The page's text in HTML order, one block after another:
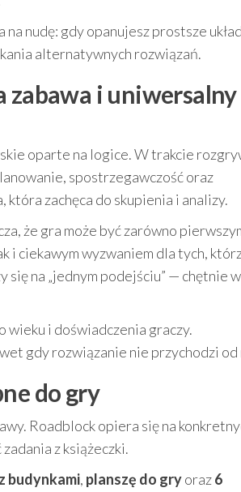
nudę: gdy opanujesz prostsze
alternatywnych rozwiązań.
zabawa i uniwersalny
oparte na logice. W trakcie
spostrzegawczość oraz
która zachęca do skupienia i analizy.
że gra może być zarówno
i ciekawym wyzwaniem dla tych,
na „jednym podejściu” — chętnie
i doświadczenia graczy.
gdy rozwiązanie nie przychodzi od
do gry
Roadblock opiera się na
z książeczki.
budynkami, planszę do gryoraz6